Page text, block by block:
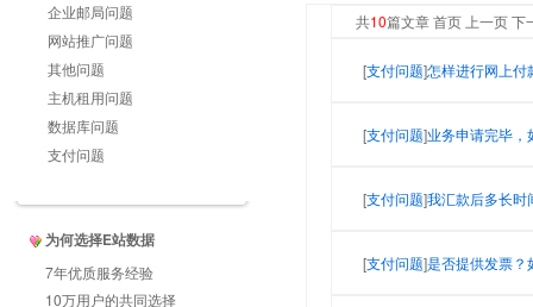
企业邮局问题
网站推广问题
其他问题
主机租用问题
数据库问题
支付问题
为何选择E站数据
7年优质服务经验
10万用户的共同选择
共10篇文章 首页 上一页 下
[支付问题]怎样进行网上付
[支付问题]业务申请完毕，
[支付问题]我汇款后多长时
[支付问题]是否提供发票？